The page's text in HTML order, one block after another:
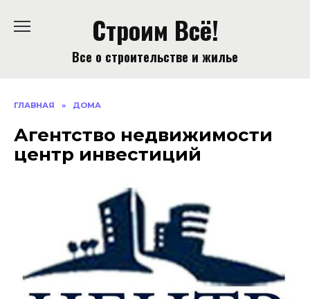
Строим Всё!
Все о строительстве и жилье
ГЛАВНАЯ » ДОМА
Агентство недвижимости
центр инвестиций